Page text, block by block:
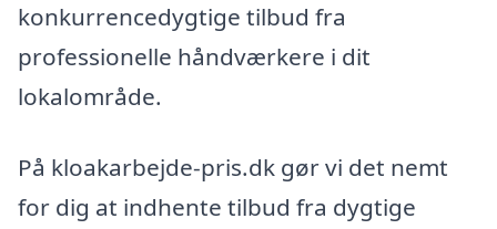
konkurrencedygtige tilbud fra
professionelle håndværkere i dit
lokalområde.
På kloakarbejde-pris.dk gør vi det nemt
for dig at indhente tilbud fra dygtige